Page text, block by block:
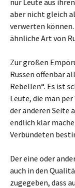
nur Leute aus
aber nicht gleich
verwerten
ähnliche Art von
Zur großen
Russen offenbar
Rebellen“. Es ist
Leute, die man
der anderen Seite
endlich klar
Verbündeten
Der eine oder
auch in den
zugegeben, dass